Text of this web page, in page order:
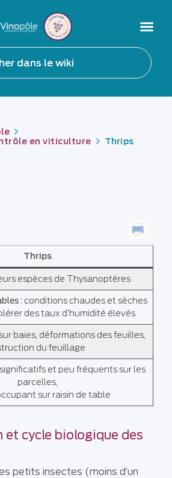
en viticulture
Thrips
Thrips
espèces de Thysanoptères
: conditions chaudes et sèches
des taux d’humidité élevés.
baies, déformations des feuilles,
du feuillage
et peu fréquents sur les
parcelles,
sur raisin de table
et cycle biologique des
petits insectes (moins d’un